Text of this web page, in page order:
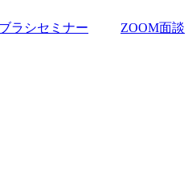
ラシセミナー ZOOM面談